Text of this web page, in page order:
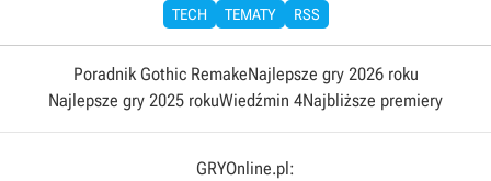
TECH
TEMATY RSS
Poradnik Gothic RemakeNajlepsze gry 2026 roku
Najlepsze gry 2025 rokuWiedźmin 4Najbliższe premiery
GRYOnline.pl: